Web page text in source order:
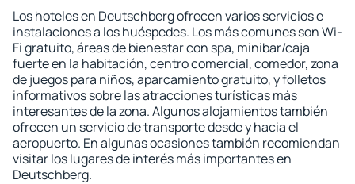
Los hoteles en Deutschberg ofrecen varios servicios e
instalaciones a los huéspedes. Los más comunes son Wi-
Fi gratuito, áreas de bienestar con spa, minibar/caja
fuerte en la habitación, centro comercial, comedor, zona
de juegos para niños, aparcamiento gratuito, y folletos
informativos sobre las atracciones turísticas más
interesantes de la zona. Algunos alojamientos también
ofrecen un servicio de transporte desde y hacia el
aeropuerto. En algunas ocasiones también recomiendan
visitar los lugares de interés más importantes en
Deutschberg.